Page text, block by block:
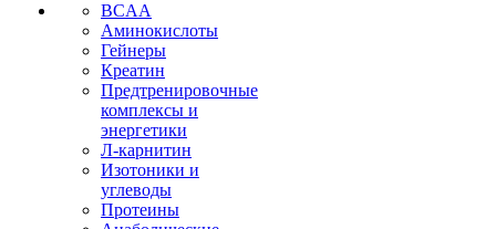
BCAA
Аминокислоты
Гейнеры
Креатин
Предтренировочные
комплексы и
энергетики
Л-карнитин
Изотоники и
углеводы
Протеины